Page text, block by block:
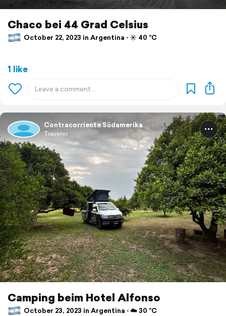
Chaco bei 44 Grad Celsius
October 22, 2023 in Argentina ⋅ ☀️ 40 °C
1 like
Contracorriente Südamerika
Traveler
Camping beim Hotel Alfonso
October 23, 2023 in Argentina ⋅ ☁️ 30 °C